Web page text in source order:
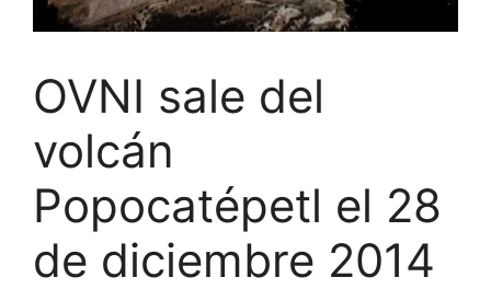
OVNI sale del
volcán
Popocatépetl el 28
de diciembre 2014